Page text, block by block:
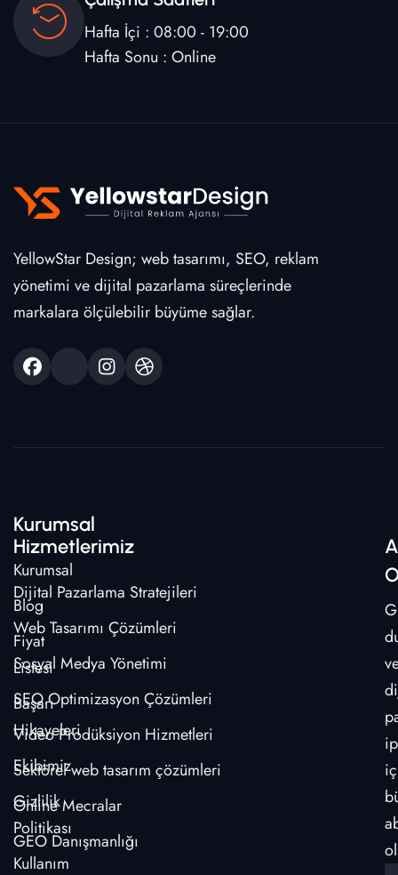
Hafta İçi : 08:00 - 19:00
Hafta Sonu : Online
YellowStar Design; web tasarımı, SEO, reklam
yönetimi ve dijital pazarlama süreçlerinde
markalara ölçülebilir büyüme sağlar.
Kurumsal
Kurumsal
Blog
Fiyat
Listesi
Başarı
Hikayeleri
Ekibimiz
Gizlilik
Politikası
Kullanım
Hizmetlerimiz
Dijital Pazarlama Stratejileri
Web Tasarımı Çözümleri
Sosyal Medya Yönetimi
SEO Optimizasyon Çözümleri
Video Prodüksiyon Hizmetleri
Sektörel web tasarım çözümleri
Online Mecralar
GEO Danışmanlığı